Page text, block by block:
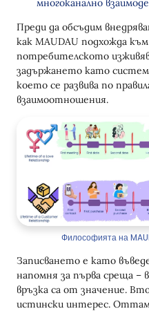
многоканално
Преди да обсъдим
как MAUDAU подхожда
потребителското
задържането като
което се развива по
взаимоотношения.
Философията на
Записването е като
напомня за първа среща –
връзка са от значение.
истински интерес.